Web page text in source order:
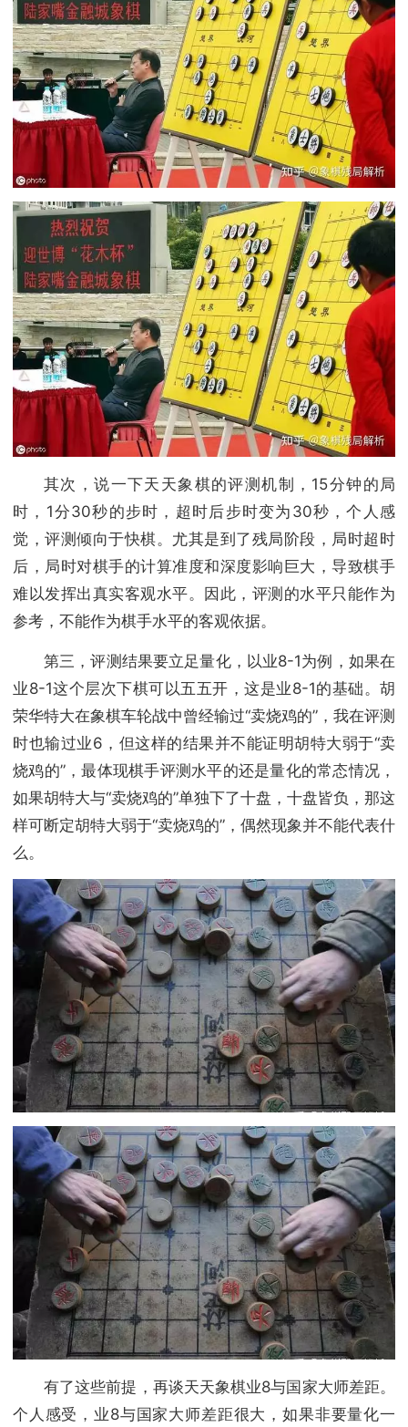
其次，说一下天天象棋的评测机制，15分钟的局
时，1分30秒的步时，超时后步时变为30秒，个人感
觉，评测倾向于快棋。尤其是到了残局阶段，局时超时
后，局时对棋手的计算准度和深度影响巨大，导致棋手
难以发挥出真实客观水平。因此，评测的水平只能作为
参考，不能作为棋手水平的客观依据。
第三，评测结果要立足量化，以业8-1为例，如果在
业8-1这个层次下棋可以五五开，这是业8-1的基础。胡
荣华特大在象棋车轮战中曾经输过“卖烧鸡的”，我在评测
时也输过业6，但这样的结果并不能证明胡特大弱于“卖
烧鸡的”，最体现棋手评测水平的还是量化的常态情况，
如果胡特大与“卖烧鸡的”单独下了十盘，十盘皆负，那这
样可断定胡特大弱于“卖烧鸡的”，偶然现象并不能代表什
么。
有了这些前提，再谈天天象棋业8与国家大师差距。
个人感受，业8与国家大师差距很大，如果非要量化一